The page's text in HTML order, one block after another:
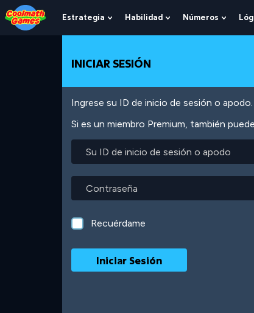
Skip
to
Top
Skip
to
Navigation
Skip
to
Main
Skip
to
Footer
Pasar
al
contenido
Estrategia
Show
Submenu
Estrategia
Habilidad
Show
Submenu
Números
Show
INICIAR SESIÓN
Ingrese su ID de inicio de sesión o apodo.
Si es un miembro Premium, también
inicio
sesión
o
apodoRecuérdame